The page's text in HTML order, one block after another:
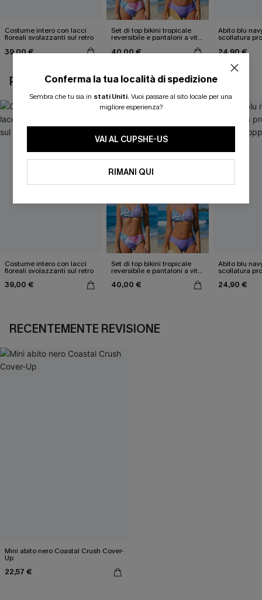
Costume intero con lacci
floreali svolazzanti sul retro
39,00 €
Set di top bikini tropicale
reversibile e pantaloni a vita
40,00 €
Abito blu
scollatura
24,90 €
POTREBBE INTERESSARTI ANCHE
Costume intero con lacci
floreali svolazzanti sul retro
39,00 €
Set di top bikini tropicale
reversibile e pantaloni a vita
40,00 €
Abito blu
scollatura
24,90 €
RECENTEMENTE REVISIONE
Mini abito nero Coastal Crush Cover-
Up
22,57 €
Conferma la tua località di spedizione
Sembra che tu sia in stati Uniti. Vuoi passare al sito locale per una
migliore esperienza?
VAI AL CUPSHE-US
RIMANI QUI